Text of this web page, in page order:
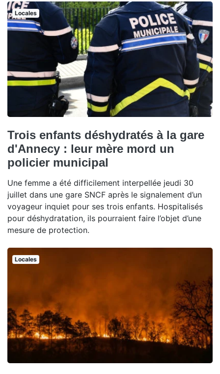
Locales
Trois enfants déshydratés à la gare
d'Annecy : leur mère mord un
policier municipal
Une femme a été difficilement interpellée jeudi 30
juillet dans une gare SNCF après le signalement d’un
voyageur inquiet pour ses trois enfants. Hospitalisés
pour déshydratation, ils pourraient faire l’objet d’une
mesure de protection.
Locales